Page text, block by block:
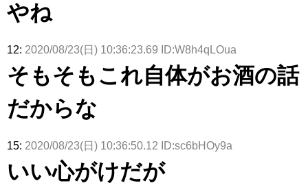
やね
12: 2020/08/23(日) 10:36:23.69 ID:W8h4qLOua
そもそもこれ自体がお酒の話
だからな
15: 2020/08/23(日) 10:36:50.12 ID:sc6bHOy9a
いい心がけだが